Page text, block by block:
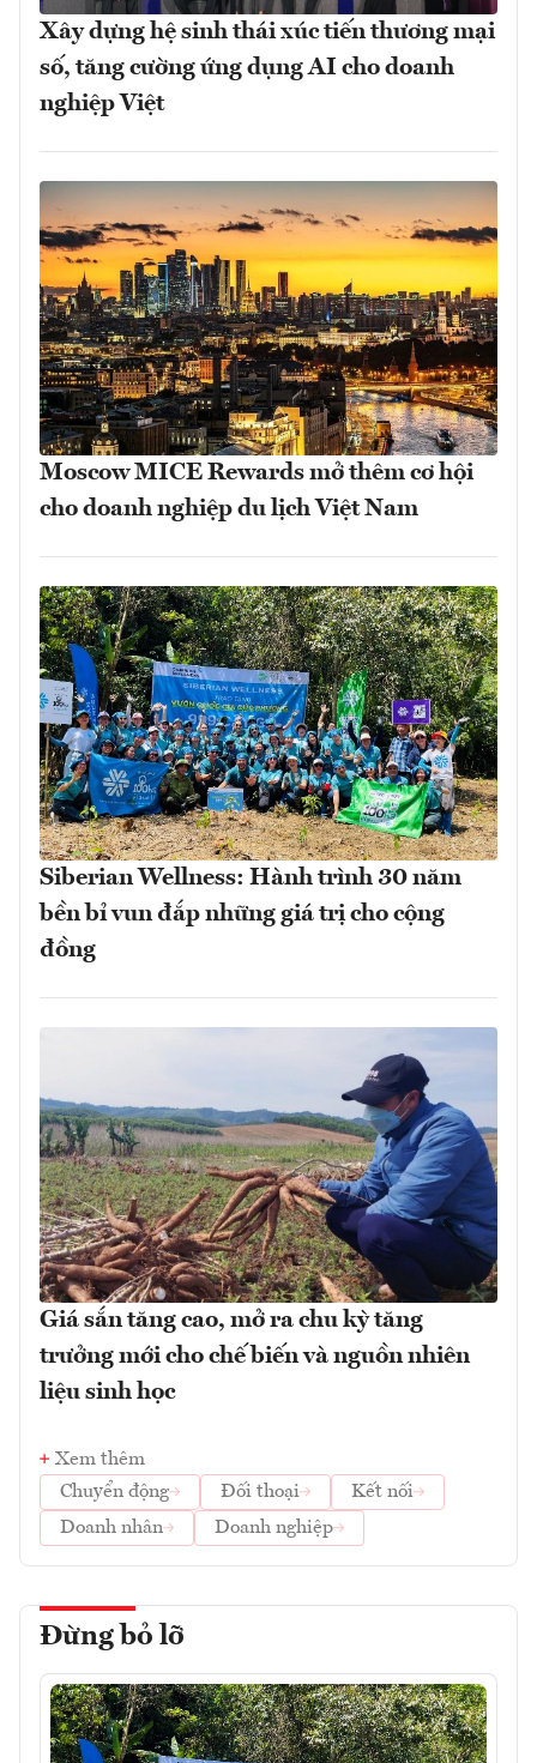
Xây dựng hệ sinh thái xúc tiến thương mại
số, tăng cường ứng dụng AI cho doanh
nghiệp Việt
Moscow MICE Rewards mở thêm cơ hội
cho doanh nghiệp du lịch Việt Nam
Siberian Wellness: Hành trình 30 năm
bền bỉ vun đắp những giá trị cho cộng
đồng
Giá sắn tăng cao, mở ra chu kỳ tăng
trưởng mới cho chế biến và nguồn nhiên
liệu sinh học
Xem thêm
Chuyển động
Đối thoại
Kết nối
Doanh nhân
Doanh nghiệp
Đừng bỏ lỡ